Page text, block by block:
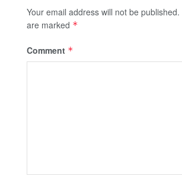
Your email address will not be published.
are marked *
Comment *